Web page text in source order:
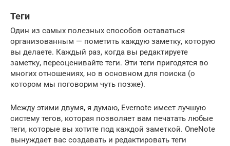
Теги
Один из самых полезных способов оставаться
организованным — пометить каждую заметку, которую
вы делаете. Каждый раз, когда вы редактируете
заметку, переоценивайте теги. Эти теги пригодятся во
многих отношениях, но в основном для поиска (о
котором мы поговорим чуть позже).
Между этими двумя, я думаю, Evernote имеет лучшую
систему тегов, которая позволяет вам печатать любые
теги, которые вы хотите под каждой заметкой. OneNote
вынуждает вас создавать и редактировать теги